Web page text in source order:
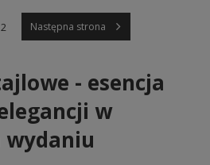
2 Następna strona
- esencja
w
wydaniu